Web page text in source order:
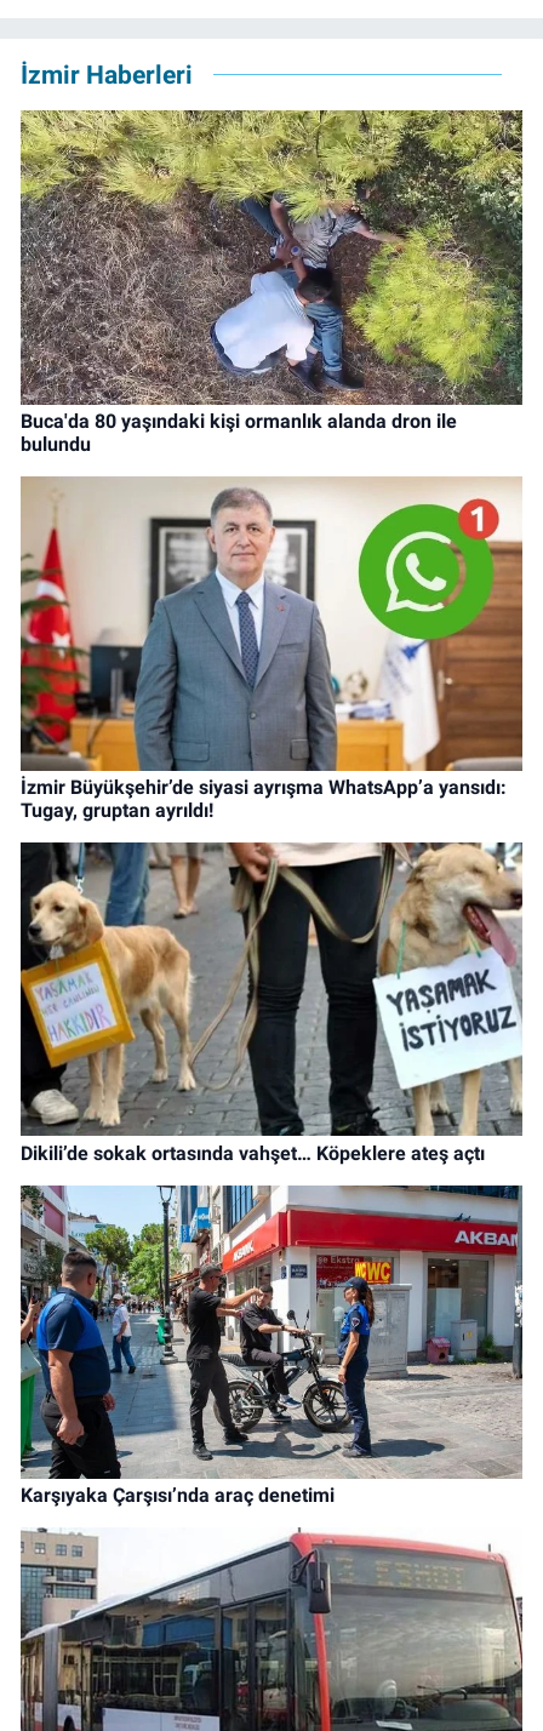
İzmir Haberleri
Buca'da 80 yaşındaki kişi ormanlık alanda dron ile
bulundu
İzmir Büyükşehir’de siyasi ayrışma WhatsApp’a yansıdı:
Tugay, gruptan ayrıldı!
Dikili’de sokak ortasında vahşet… Köpeklere ateş açtı
Karşıyaka Çarşısı’nda araç denetimi